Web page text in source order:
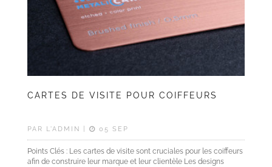
CARTES DE VISITE POUR COIFFEURS
PAR L'ADMIN | 05 SEP
Points Clés : Les cartes de visite sont cruciales pour les coiffeurs
afin de construire leur marque et leur clientèle Les designs